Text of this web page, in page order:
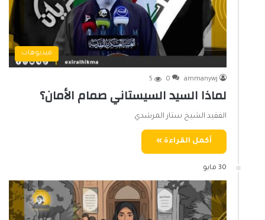
فيديوهات
ammanywj
0
5
لماذا السيد السيستاني صمام الأمان؟
الفقيد الشيخ ستار المرشدي
أكمل القراءة »
30 مايو